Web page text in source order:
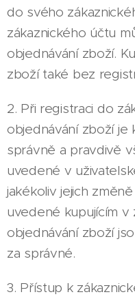
do svého
zákaznického účtu
objednávání zboží.
zboží také bez
2. Při registraci do
objednávání zboží je
správně a pravdivě
uvedené v
jakékoliv jejich
uvedené kupujícím v
objednávání zboží
za správné.
3. Přístup k